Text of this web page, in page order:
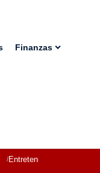
Finanzas
Entretenimiento